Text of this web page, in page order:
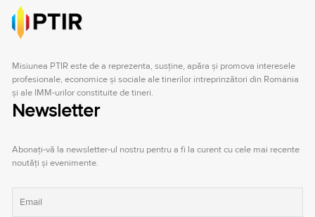
Misiunea PTIR este de a reprezenta, susţine, apăra şi promova interesele
profesionale, economice şi sociale ale tinerilor întreprinzători din România
şi ale IMM-urilor constituite de tineri.
Newsletter
Abonați-vă la newsletter-ul nostru pentru a fi la curent cu cele mai recente
noutăți și evenimente.